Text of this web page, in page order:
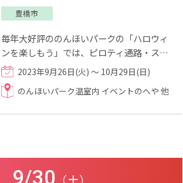
豊橋市
毎年大好評ののんほいパークの「ハロウィ
ンを楽しもう」では、ピロティ通路・スコ
ールのへや・イベントのへやがハロウィン
の装飾で彩られ、楽しい...
2023年9月26日(火) ～ 10月29日(日)
のんほいパーク温室内 イベントのへや 他
9/30 （土）